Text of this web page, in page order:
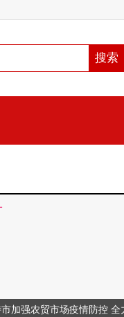
加强农贸市场疫情防控 全